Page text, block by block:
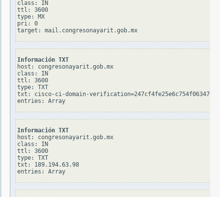
class: IN
ttl: 3600
type: MX
pri: 0
Información TXT
host: congresonayarit.gob.mx
class: IN
ttl: 3600
type: TXT
txt: cisco-ci-domain-
Información TXT
host: congresonayarit.gob.mx
class: IN
ttl: 3600
type: TXT
txt: 189.194.63.98